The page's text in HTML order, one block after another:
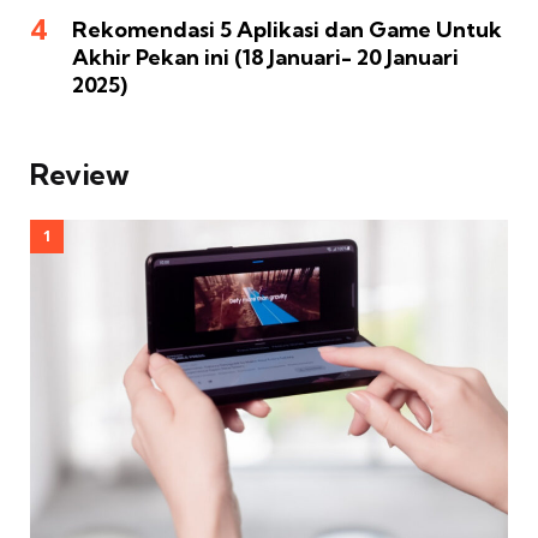
Rekomendasi 5 Aplikasi dan Game Untuk
Akhir Pekan ini (18 Januari- 20 Januari
2025)
Review